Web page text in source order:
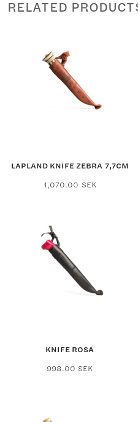
RELATED
LAPLAND KNIFE ZEBRA 7,7CM
1,070.00 SEK
KNIFE ROSA
998.00 SEK